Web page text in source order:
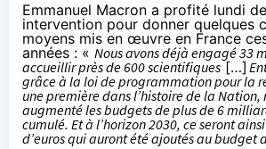
Emmanuel Macron a profité lundi
intervention pour donner quelques
moyens mis en œuvre en France
années : « Nous avons déjà engagé 33
accueillir près de 600 scientifiques […]
grâce à la loi de programmation pour la
une première dans l’histoire de la Nation,
augmenté les budgets de plus de 6
cumulé. Et à l’horizon 2030, ce seront
d’euros qui auront été ajoutés au budget